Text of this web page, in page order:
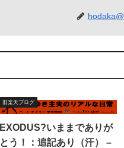
hodaka@
旧楽天ブログ
EXODUS?いままでありが
とう！：追記あり（汗） –